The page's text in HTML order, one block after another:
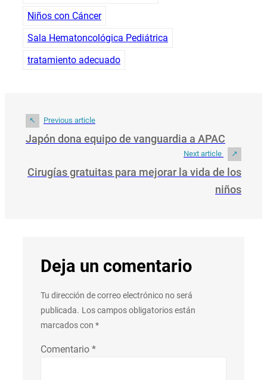
Niños con Cáncer
Sala Hematoncológica Pediátrica
tratamiento adecuado
Previous article
Japón dona equipo de vanguardia a APAC
Next article
Cirugías gratuitas para mejorar la vida de los
niños
Deja un comentario
Tu dirección de correo electrónico no será
publicada. Los campos obligatorios están
marcados con *
Comentario *